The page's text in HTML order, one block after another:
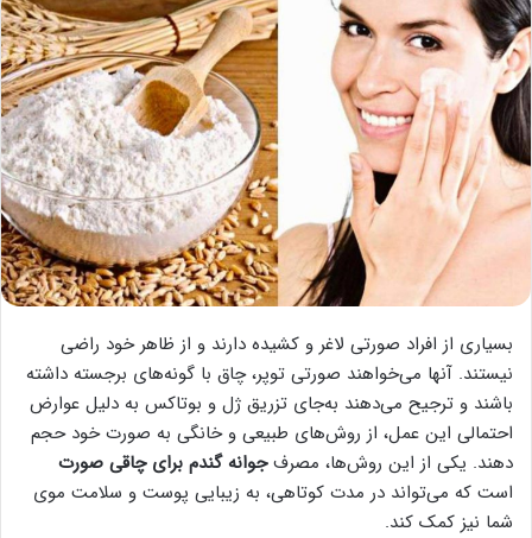
بسیاری از افراد صورتی لاغر و کشیده دارند و از ظاهر خود راضی
نیستند. آنها می‌خواهند صورتی توپر، چاق با گونه‌های برجسته داشته
باشند و ترجیح می‌دهند به‌جای تزریق ژل و بوتاکس به دلیل عوارض
احتمالی این عمل، از روش‌های طبیعی و خانگی به صورت خود حجم
دهند. یکی از این روش‌ها، مصرفجوانه گندم برای چاقی صورت
است که می‌تواند در مدت کوتاهی، به زیبایی پوست و سلامت موی
شما نیز کمک کند.